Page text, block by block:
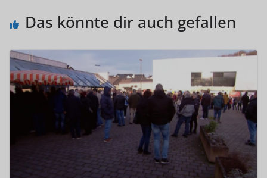
Das könnte dir auch gefallen